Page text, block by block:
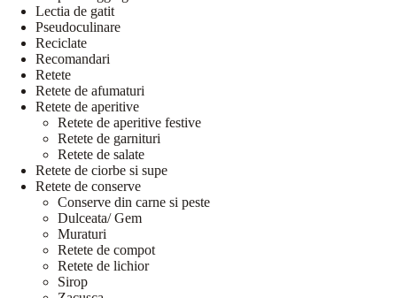
Lectia de gatit
Pseudoculinare
Reciclate
Recomandari
Retete
Retete de afumaturi
Retete de aperitive
Retete de aperitive festive
Retete de garnituri
Retete de salate
Retete de ciorbe si supe
Retete de conserve
Conserve din carne si peste
Dulceata/ Gem
Muraturi
Retete de compot
Retete de lichior
Sirop